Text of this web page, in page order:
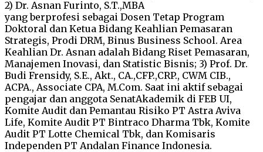
2) Dr. Asnan Furinto, S.T.,MBA
yang berprofesi sebagai Dosen Tetap Program
Doktoral dan Ketua Bidang Keahlian Pemasaran
Strategis, Prodi DRM, Binus Business School. Area
Keahlian Dr. Asnan adalah Bidang Riset Pemasaran,
Manajemen Inovasi, dan Statistic Bisnis; 3) Prof. Dr.
Budi Frensidy, S.E., Akt., CA.,CFP.,CRP., CWM CIB.,
ACPA., Associate CPA, M.Com. Saat ini aktif sebagai
pengajar dan anggota SenatAkademik di FEB UI,
Komite Audit dan Pemantau Risiko PT Astra Aviva
Life, Komite Audit PT Bintraco Dharma Tbk, Komite
Audit PT Lotte Chemical Tbk, dan Komisaris
Independen PT Andalan Finance Indonesia.